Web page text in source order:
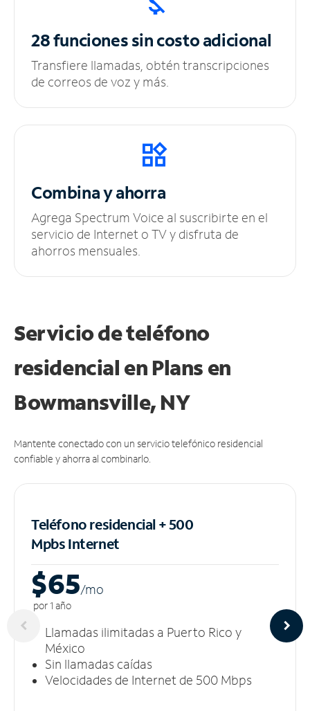
28 funciones sincosto adicional
Transfiere llamadas, obtén transcripciones
de correos de voz y más.
Combina y ahorra
Agrega Spectrum Voice al suscribirte en el
servicio de Internet o TV y disfruta de
ahorros mensuales.
Servicio de teléfono
residencial en Plans en
Bowmansville, NY
Mantente conectado con un servicio telefónico residencial
confiable y ahorra al combinarlo.
Teléfono residencial + 500
MpbsInternet
$65/mo
por 1 año
Llamadas ilimitadas a Puerto Rico y
México
Sin llamadas caídas
Velocidades de Internet de 500 Mbps